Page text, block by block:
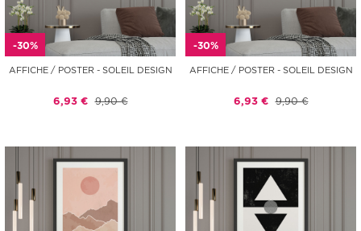
-30%
AFFICHE / POSTER - SOLEIL DESIGN
6,93 € 9,90 €
-30%
AFFICHE / POSTER - SOLEIL DESIGN
6,93 € 9,90 €